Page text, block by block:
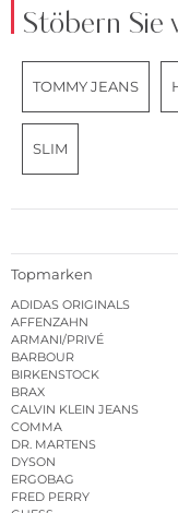
Stöbern Sie
TOMMY JEANS
SLIM
Topmarken
ADIDAS ORIGINALS
AFFENZAHN
ARMANI/PRIVÉ
BARBOUR
BIRKENSTOCK
BRAX
CALVIN KLEIN JEANS
COMMA
DR. MARTENS
DYSON
ERGOBAG
FRED PERRY